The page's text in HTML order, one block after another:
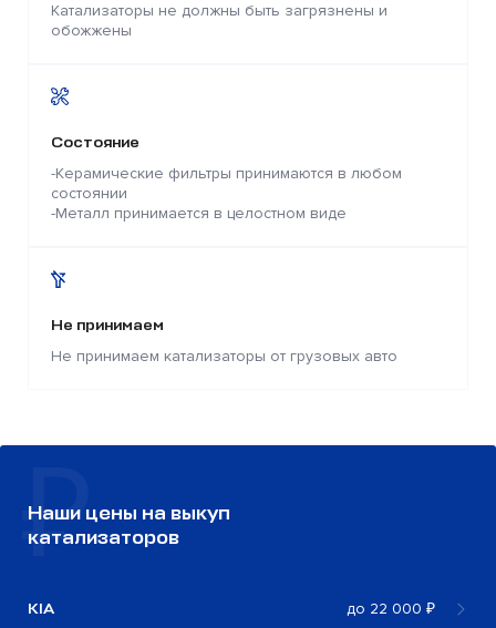
Катализаторы не должны быть загрязнены и
обожжены
Состояние
-Керамические фильтры принимаются в любом
состоянии
-Металл принимается в целостном виде
Не принимаем
Не принимаем катализаторы от грузовых авто
Наши цены на выкуп
катализаторов
KIA до 22 000 ₽